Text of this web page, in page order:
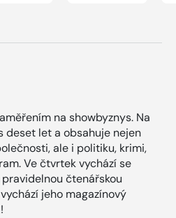
na showbyznys. Na
deset let a obsahuje nejen
ale i politiku, krimi,
Ve čtvrtek vychází se
čtenářskou
jeho magazínový